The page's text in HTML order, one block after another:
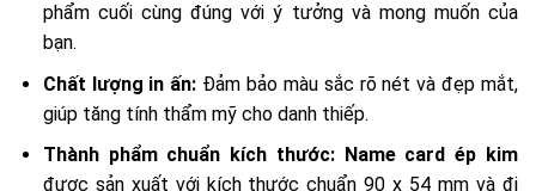
phẩm cuối cùng đúng với ý tưởng và mong muốn của
bạn.
Chất lượng in ấn: Đảm bảo màu sắc rõ nét và đẹp mắt,
giúp tăng tính thẩm mỹ cho danh thiếp.
Thành phẩm chuẩn kích thước: Name card ép kim
được sản xuất với kích thước chuẩn 90 x 54 mm và đi